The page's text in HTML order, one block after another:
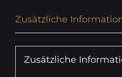
Zusätzliche
Zusätzliche